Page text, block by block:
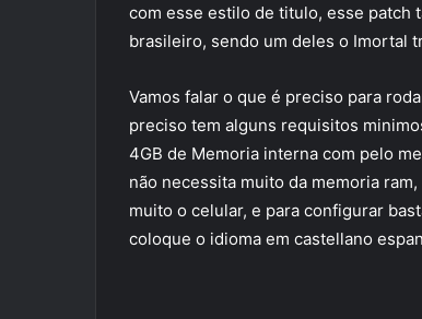
com esse estilo de titulo, esse patch
brasileiro, sendo um deles o Imortal
Vamos falar o que é preciso para
preciso tem alguns requisitos
4GB de Memoria interna com pelo
não necessita muito da memoria
muito o celular, e para configurar
coloque o idioma em castellano